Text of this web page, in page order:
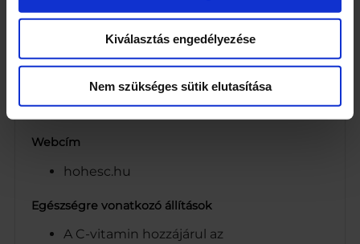
Kiválasztás engedélyezése
Nem szükséges sütik elutasítása
Vas-II-glükonát
Telefonos elérhetőség
(36) 84 501 501
Webcím
hohesc.hu
Egészségre vonatkozó állítások
A C-vitamin hozzájárul az